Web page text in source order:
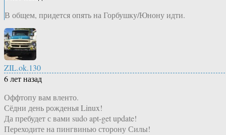
В общем, придется опять на Горбушку/Юнону идти.
ZIL.ok.130
6 лет назад
Оффтопу вам вленто.
Сёдни день рожденья Linux!
Да пребудет с вами sudo apt-get update!
Переходите на пингвинью сторону Силы!